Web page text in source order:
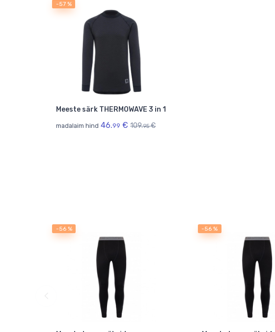
-57 %
Meeste särk THERMOWAVE 3 in 1
madalaim hind 46.99 € 109.95€
-56 % -56 %